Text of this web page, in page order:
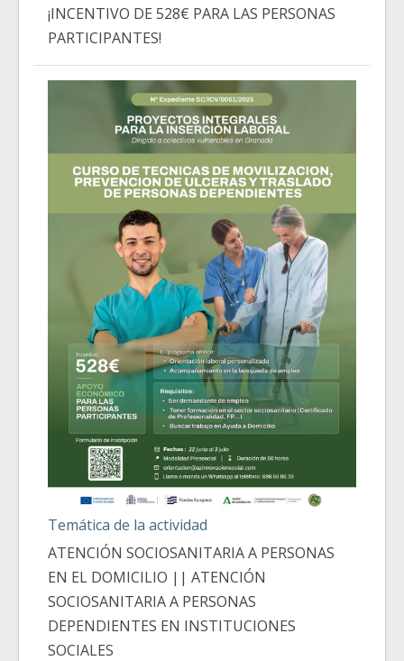
¡INCENTIVO DE 528€ PARA LAS PERSONAS
PARTICIPANTES!
Temática de la actividad
ATENCIÓN SOCIOSANITARIA A PERSONAS
EN EL DOMICILIO || ATENCIÓN
SOCIOSANITARIA A PERSONAS
DEPENDIENTES EN INSTITUCIONES
SOCIALES